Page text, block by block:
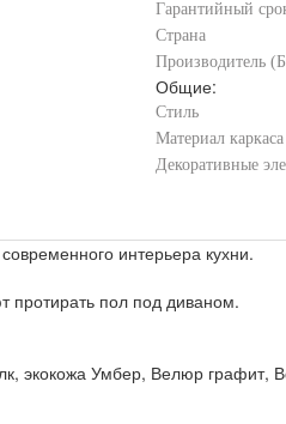
Гарантийный
Страна
Производитель
Общие:
Стиль
Материал
Декоративные
интерьера кухни.
протирать пол под диваном.
экокожа Умбер, Велюр